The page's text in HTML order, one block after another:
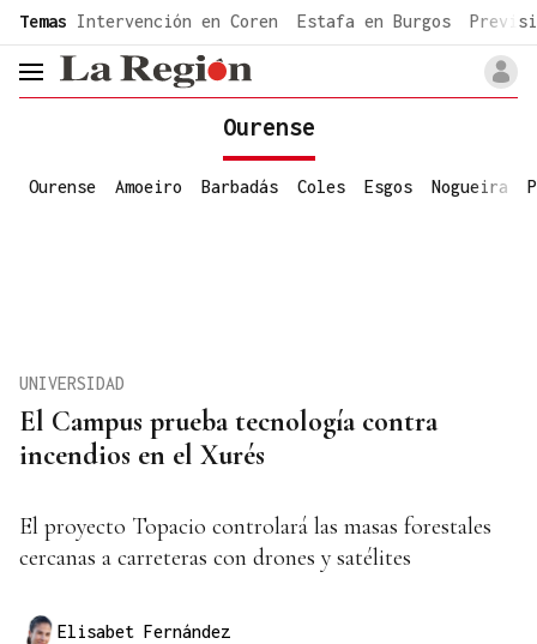
common.go-to-content
Temas Intervención en Coren Estafa en Burgos
header.menu.open
Ourense
Ourense Amoeiro Barbadás Coles Esgos Nogueira
El Campus prueba tecnología contra
incendios en el Xurés
UNIVERSIDAD
El proyecto Topacio controlará las masas forestales
cercanas a carreteras con drones y satélites
Elisabet Fernández